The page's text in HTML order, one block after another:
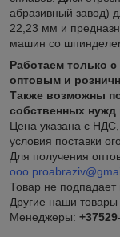
абразивный завод)
22,23 мм и
машин со
Работаем только
оптовым и
Также возможны
собственных
Цена указана с НДС,
условия поставки
Для получения
Товар не
Другие наши товары
Менеджеры: